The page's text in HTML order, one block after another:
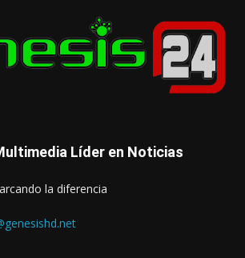
Líder en Noticias
la diferencia